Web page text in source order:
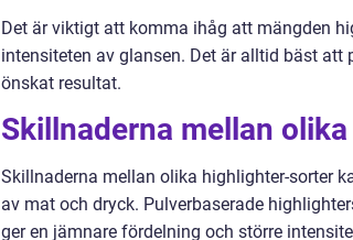
Det är viktigt att komma ihåg att mängden
intensiteten av glansen. Det är alltid bäst
önskat resultat.
Skillnaderna mellan
Skillnaderna mellan olika highlighter-sorter
av mat och dryck. Pulverbaserade
ger en jämnare fördelning och större